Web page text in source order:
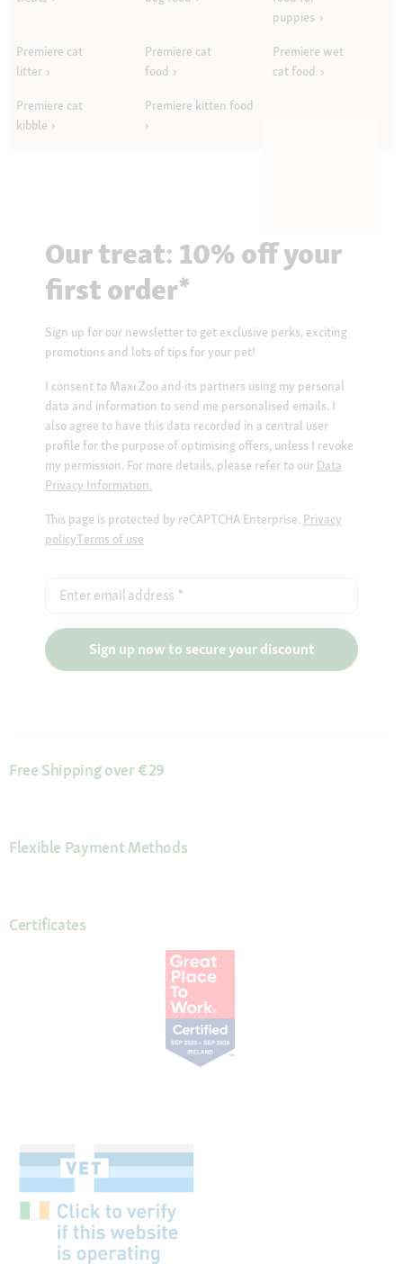
puppies
Premiere cat
litter
Premiere cat
food
Premiere wet
cat food
Premiere cat
kibble
Premiere kitten food
Our treat: 10% off your
first order*
Sign up for our newsletter to get exclusive perks, exciting
promotions and lots of tips for your pet!
I consent to Maxi Zoo and its partners using my personal
data and information to send me personalised emails. I
also agree to have this data recorded in a central user
profile for the purpose of optimising offers, unless I revoke
my permission. For more details, please refer to our Data
Privacy Information.
This page is protected by reCAPTCHA Enterprise. Privacy
policyTerms of use
Enter email address *
Sign up now to secure your discount
Free Shipping over €29
Flexible Payment Methods
Certificates